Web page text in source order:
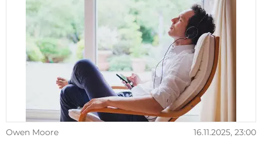
Owen Moore 16.11.2025, 23:00